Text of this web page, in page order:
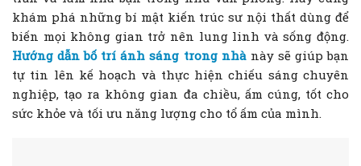
khám phá những bí mật kiến trúc sư nội thất dùng để
biến mọi không gian trở nên lung linh và sống động.
Hướng dẫn bố trí ánh sáng trong nhànày sẽ giúp bạn
tự tin lên kế hoạch và thực hiện chiếu sáng chuyên
nghiệp, tạo ra không gian đa chiều, ấm cúng, tốt cho
sức khỏe và tối ưu năng lượng cho tổ ấm của mình.